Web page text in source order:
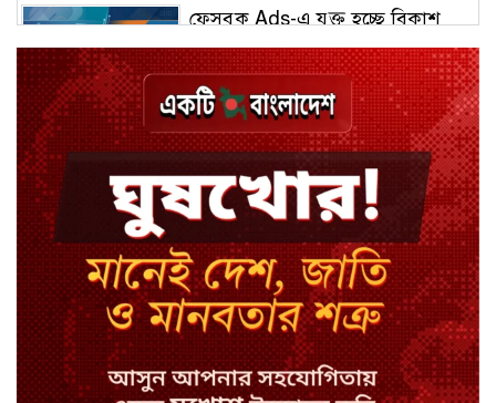
ফেসবুক Ads-এ যুক্ত হচ্ছে বিকাশ
বিয়ে ভাঙার গুঞ্জনে মুখ খুললেন রণজয়
কেন লিভারপুল ছেড়ে তুরস্কের ক্লাবে
সালাহ
কপিল শর্মার অডিশনে বাদ পড়ার সেই
গল্প